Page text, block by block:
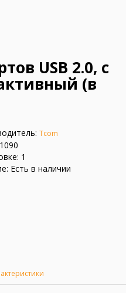
USB 2.0, с
(в
Tcom
1
Есть в наличии